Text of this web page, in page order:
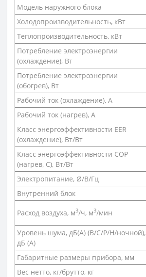
Модель наружного блока
Холодопроизводительность, кВт
Теплопроизводительность, кВт
Потребление электроэнергии
(охлаждение), Вт
Потребление электроэнергии
(обогрев), Вт
Рабочий ток (охлаждение), А
Рабочий ток (нагрев), А
Класс энергоэффективности EER
(охлаждение), Вт/Вт
Класс энергоэффективности COP
(нагрев, С), Вт/Вт
Электропитание, Ø/В/Гц
Внутренний блок
Расход воздуха, м3/ч, м3/мин
Уровень шума, дБ(A) (В/С/Р/Н/ночной),
дБ (А)
Габаритные размеры прибора, мм
Вес нетто, кг/брутто, кг